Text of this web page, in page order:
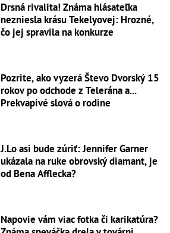
Drsná rivalita! Známa hlásateľka
nezniesla krásu Tekelyovej: Hrozné,
čo jej spravila na konkurze
Pozrite, ako vyzerá Števo Dvorský 15
rokov po odchode z Telerána a...
Prekvapivé slová o rodine
J.Lo asi bude zúriť: Jennifer Garner
ukázala na ruke obrovský diamant, je
od Bena Afflecka?
Napovie vám viac fotka či karikatúra?